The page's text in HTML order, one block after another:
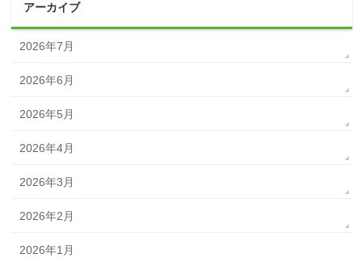
アーカイブ
2026年7月
2026年6月
2026年5月
2026年4月
2026年3月
2026年2月
2026年1月